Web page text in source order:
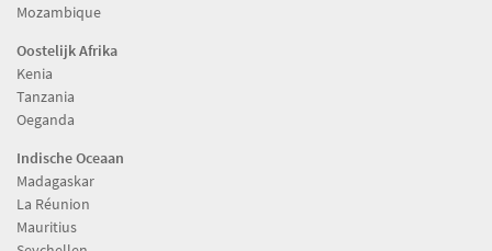
Mozambique
Oostelijk Afrika
Kenia
Tanzania
Oeganda
Indische Oceaan
Madagaskar
La Réunion
Mauritius